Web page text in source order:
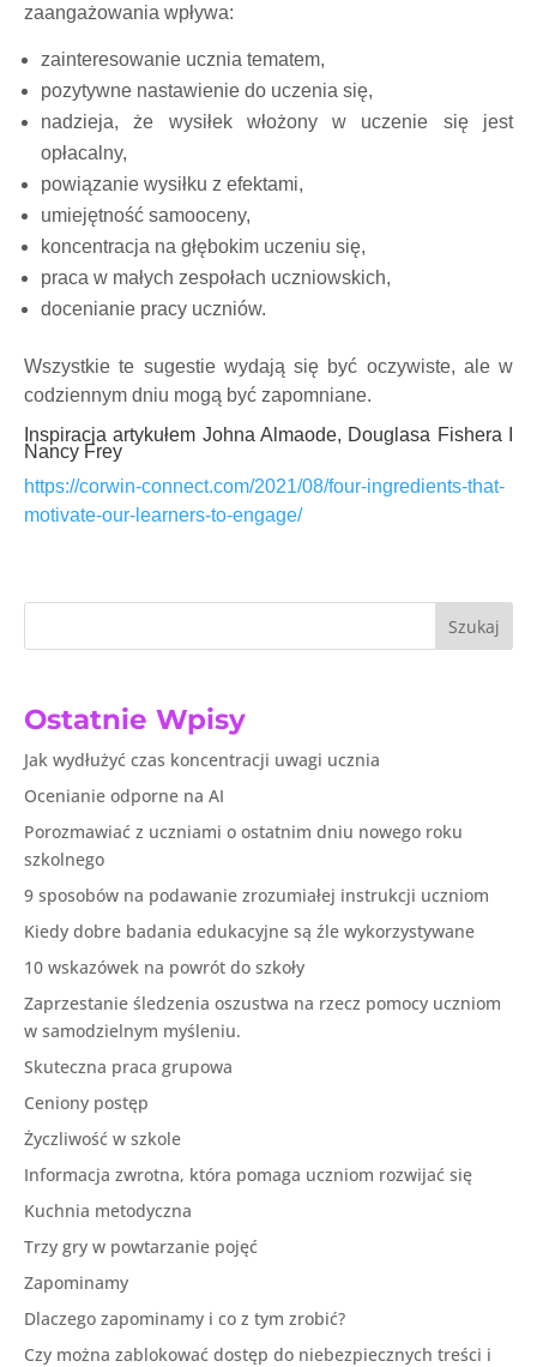
zaangażowania wpływa:
zainteresowanie ucznia tematem,
pozytywne nastawienie do uczenia się,
nadzieja, że wysiłek włożony w uczenie się jest
opłacalny,
powiązanie wysiłku z efektami,
umiejętność samooceny,
koncentracja na głębokim uczeniu się,
praca w małych zespołach uczniowskich,
docenianie pracy uczniów.
Wszystkie te sugestie wydają się być oczywiste, ale w
codziennym dniu mogą być zapomniane.
Inspiracja artykułem Johna Almaode, Douglasa Fishera I
Nancy Frey
https://corwin-connect.com/2021/08/four-ingredients-that-
motivate-our-learners-to-engage/
Szukaj
Ostatnie Wpisy
Jak wydłużyć czas koncentracji uwagi ucznia
Ocenianie odporne na AI
Porozmawiać z uczniami o ostatnim dniu nowego roku
szkolnego
9 sposobów na podawanie zrozumiałej instrukcji uczniom
Kiedy dobre badania edukacyjne są źle wykorzystywane
10 wskazówek na powrót do szkoły
Zaprzestanie śledzenia oszustwa na rzecz pomocy uczniom
w samodzielnym myśleniu.
Skuteczna praca grupowa
Ceniony postęp
Życzliwość w szkole
Informacja zwrotna, która pomaga uczniom rozwijać się
Kuchnia metodyczna
Trzy gry w powtarzanie pojęć
Zapominamy
Dlaczego zapominamy i co z tym zrobić?
Czy można zablokować dostęp do niebezpiecznych treści i